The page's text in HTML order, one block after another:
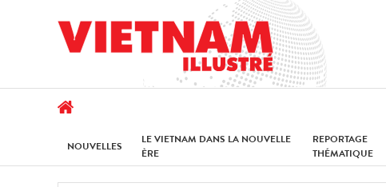
NOUVELLES
LE VIETNAM DANS LA NOUVELLE
ÈRE
REPORTAGE
THÉMATIQUE